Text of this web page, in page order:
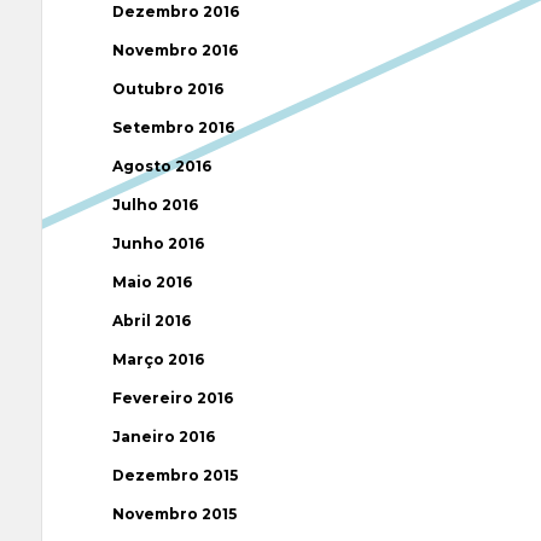
Dezembro 2016
Novembro 2016
Outubro 2016
Setembro 2016
Agosto 2016
Julho 2016
Junho 2016
Maio 2016
Abril 2016
Março 2016
Fevereiro 2016
Janeiro 2016
Dezembro 2015
Novembro 2015